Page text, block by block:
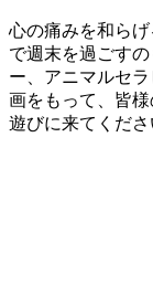
心の痛みを和ら
で週末を過ごす
ー、アニマルセ
画をもって、皆
遊びに来てくださ